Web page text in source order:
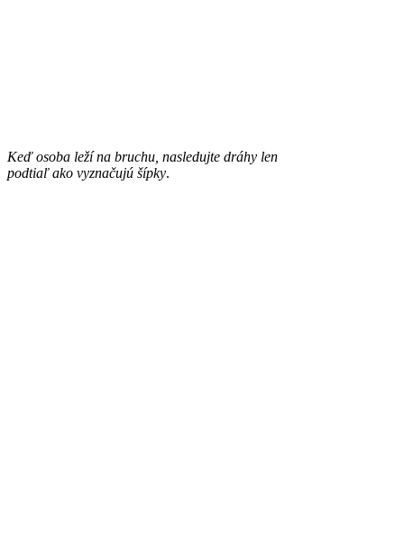
Keď osoba leží na bruchu, nasledujte dráhy len
podtiaľ ako vyznačujú šípky.